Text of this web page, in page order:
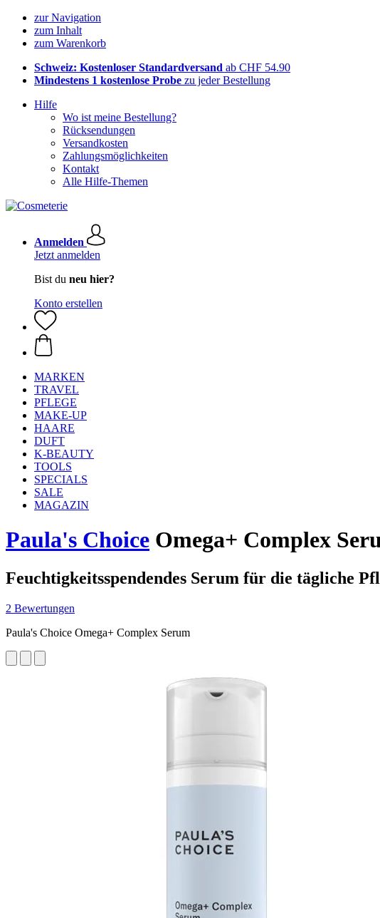
zur Navigation
zum Inhalt
zum Warenkorb
Schweiz: Kostenloser Standardversand ab CHF 54.90
Mindestens 1 kostenlose Probe zu jeder Bestellung
Hilfe
Wo ist meine Bestellung?
Rücksendungen
Versandkosten
Zahlungsmöglichkeiten
Kontakt
Alle Hilfe-Themen
Anmelden
Jetzt anmelden
Bist du neu hier?
Konto erstellen
MARKEN
TRAVEL
PFLEGE
MAKE-UP
HAARE
DUFT
K-BEAUTY
TOOLS
SPECIALS
SALE
MAGAZIN
Paula's Choice Omega+ Complex
Feuchtigkeitsspendendes Serum für die tägliche
2 Bewertungen
Paula's Choice Omega+ Complex Serum